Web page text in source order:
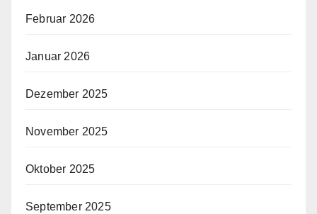
Februar 2026
Januar 2026
Dezember 2025
November 2025
Oktober 2025
September 2025